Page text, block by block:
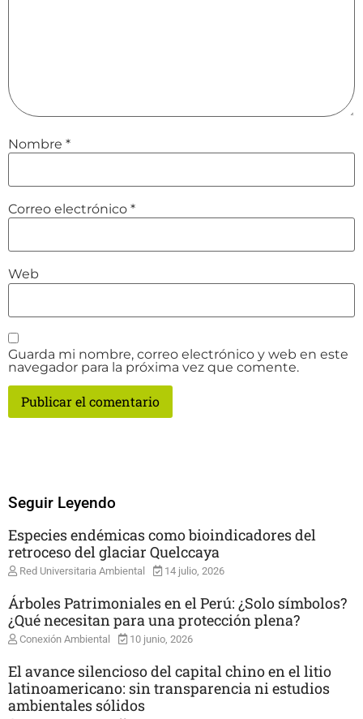
Nombre *
Correo electrónico *
Web
Guarda mi nombre, correo electrónico y web en este
navegador para la próxima vez que comente.
Seguir Leyendo
Especies endémicas como bioindicadores del
retroceso del glaciar Quelccaya
Red Universitaria Ambiental 14 julio, 2026
Árboles Patrimoniales en el Perú: ¿Solo símbolos?
¿Qué necesitan para una protección plena?
Conexión Ambiental 10 junio, 2026
El avance silencioso del capital chino en el litio
latinoamericano: sin transparencia ni estudios
ambientales sólidos